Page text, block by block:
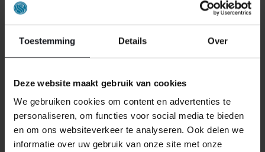
Toestemming Details Over
Deze website maakt gebruik van cookies
We gebruiken cookies om content en advertenties te
personaliseren, om functies voor social media te bieden
en om ons websiteverkeer te analyseren. Ook delen we
informatie over uw gebruik van onze site met onze